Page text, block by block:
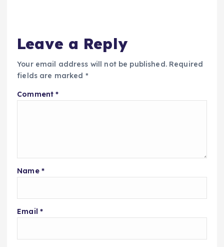
Leave a Reply
Your email address will not be published. Required
fields are marked *
Comment*
Name *
Email *